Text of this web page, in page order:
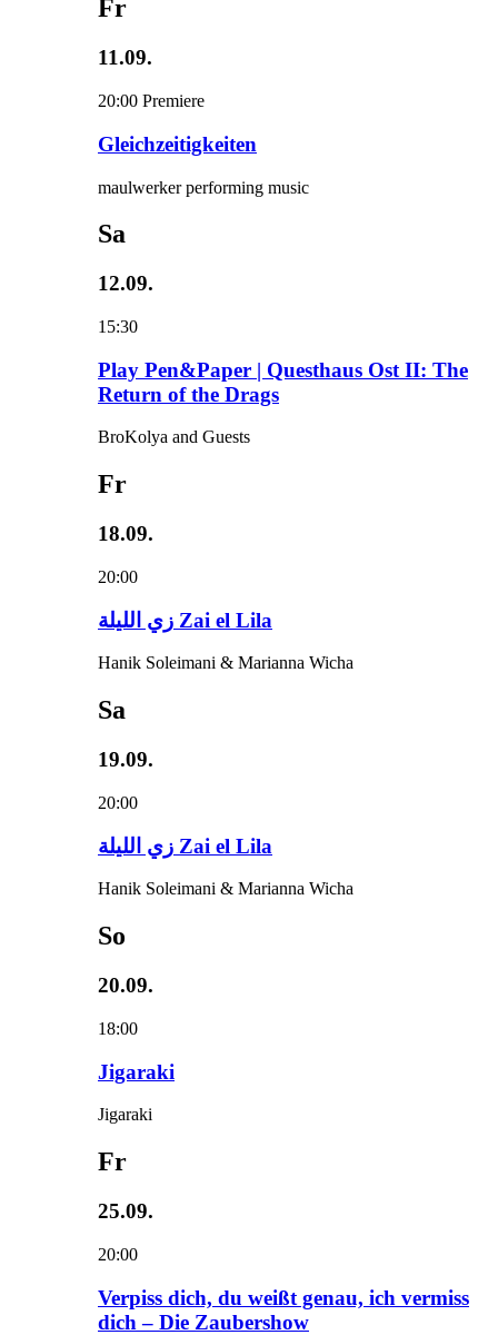
Fr
11.09.
20:00 Premiere
Gleichzeitigkeiten
maulwerker performing music
Sa
12.09.
15:30
Play Pen&Paper | Questhaus Ost II: The
Return of the Drags
BroKolya and Guests
Fr
18.09.
20:00
زي‌ اللیلة Zai el Lila
Hanik Soleimani & Marianna Wicha
Sa
19.09.
20:00
زي‌ اللیلة Zai el Lila
Hanik Soleimani & Marianna Wicha
So
20.09.
18:00
Jigaraki
Jigaraki
Fr
25.09.
20:00
Verpiss dich, du weißt genau, ich vermiss
dich – Die Zaubershow